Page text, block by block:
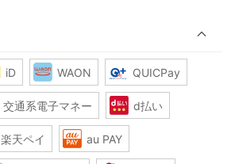
iD WAON QUICPay
交通系電子マネー d払い
楽天ペイ au PAY